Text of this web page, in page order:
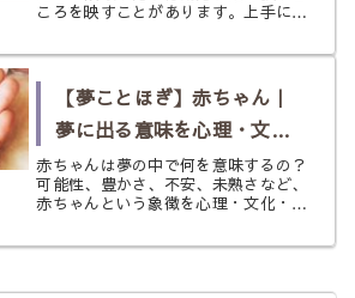
ころを映すことがあります。上手に作
めに作るなど状況別にやわらかく読み
【夢ことほぎ】赤ちゃん｜
夢に出る意味を心理・文
化・象徴からやさしく解説
赤ちゃんは夢の中で何を意味するの？
可能性、豊かさ、不安、未熟さなど、
赤ちゃんという象徴を心理・文化・夢
す。